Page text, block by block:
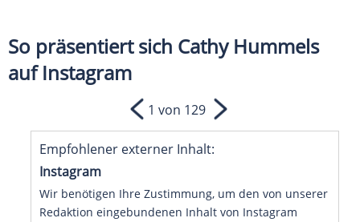
So präsentiert sich Cathy Hummels
auf Instagram
Empfohlener externer Inhalt:
Instagram
Wir benötigen Ihre Zustimmung, um den von unserer
Redaktion eingebundenen Inhalt von Instagram
1 von 129